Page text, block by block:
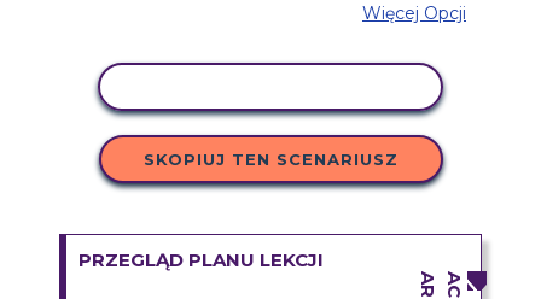
Więcej Opcji
SKOPIUJ TEN SCENARIUSZ
PRZEGLĄD PLANU LEKCJI